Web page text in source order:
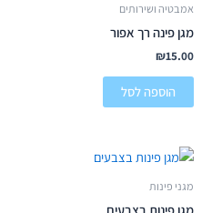
אמבטיה ושירותים
מגן פינה רך אפור
₪15.00
הוספה לסל
מגני פינות